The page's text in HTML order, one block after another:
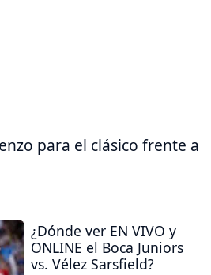
para el clásico frente a
¿Dónde ver EN VIVO y
ONLINE el Boca Juniors
vs. Vélez Sarsfield?